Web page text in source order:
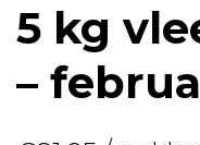
5 kg
–